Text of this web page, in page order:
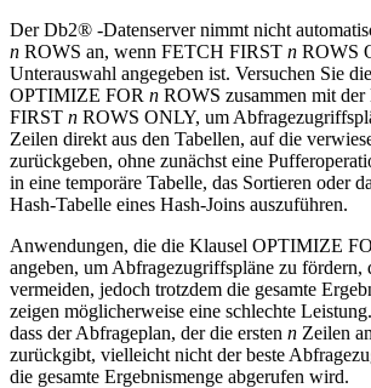
DerDb2® -Datenserver nimmt nicht
n ROWS an, wenn FETCH FIRST n ROWS
Unterauswahl angegeben ist. Versuchen Sie
OPTIMIZE FOR n ROWS zusammen mit
FIRST n ROWS ONLY, um
Zeilen direkt aus den Tabellen, auf die
zurückgeben, ohne zunächst eine
in eine temporäre Tabelle, das Sortieren oder
Hash-Tabelle eines Hash-Joins auszuführen.
Anwendungen, die die Klausel OPTIMIZE
angeben, um Abfragezugriffspläne zu fördern,
vermeiden, jedoch trotzdem die gesamte
zeigen möglicherweise eine schlechte
dass der Abfrageplan, der die ersten n Zeilen
zurückgibt, vielleicht nicht der beste
die gesamte Ergebnismenge abgerufen wird.